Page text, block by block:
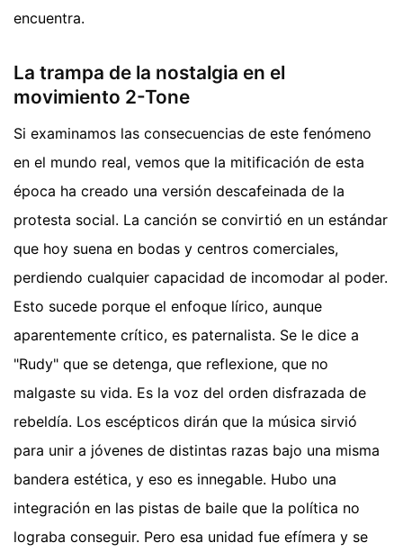
encuentra.
La trampa de la nostalgia en el
movimiento 2-Tone
Si examinamos las consecuencias de este fenómeno
en el mundo real, vemos que la mitificación de esta
época ha creado una versión descafeinada de la
protesta social. La canción se convirtió en un estándar
que hoy suena en bodas y centros comerciales,
perdiendo cualquier capacidad de incomodar al poder.
Esto sucede porque el enfoque lírico, aunque
aparentemente crítico, es paternalista. Se le dice a
"Rudy" que se detenga, que reflexione, que no
malgaste su vida. Es la voz del orden disfrazada de
rebeldía. Los escépticos dirán que la música sirvió
para unir a jóvenes de distintas razas bajo una misma
bandera estética, y eso es innegable. Hubo una
integración en las pistas de baile que la política no
lograba conseguir. Pero esa unidad fue efímera y se